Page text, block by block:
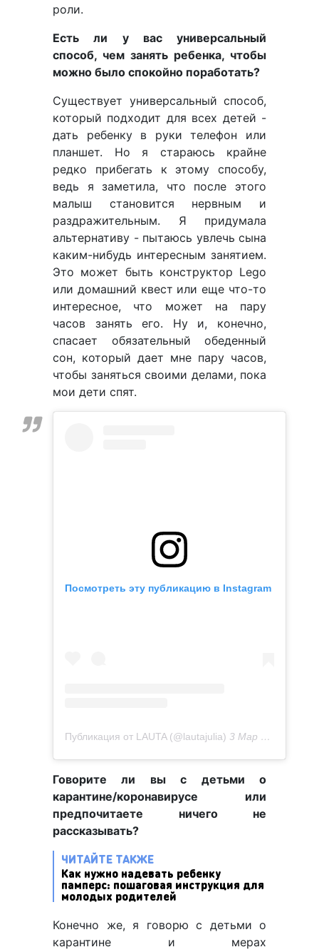
роли.
Есть ли у вас универсальный
способ, чем занять ребенка, чтобы
можно было спокойно поработать?
Существует универсальный способ,
который подходит для всех детей -
дать ребенку в руки телефон или
планшет. Но я стараюсь крайне
редко прибегать к этому способу,
ведь я заметила, что после этого
малыш становится нервным и
раздражительным. Я придумала
альтернативу - пытаюсь увлечь сына
каким-нибудь интересным занятием.
Это может быть конструктор Lego
или домашний квест или еще что-то
интересное, что может на пару
часов занять его. Ну и, конечно,
спасает обязательный обеденный
сон, который дает мне пару часов,
чтобы заняться своими делами, пока
мои дети спят.
Посмотреть эту публикацию в Instagram
Публикация от LAUTA (@lautajulia) 3 Мар 2020 в 11:02 PST
Говорите ли вы с детьми о
карантине/коронавирусе или
предпочитаете ничего не
рассказывать?
ЧИТАЙТЕ ТАКЖЕ
Как нужно надевать ребенку
памперс: пошаговая инструкция для
молодых родителей
Конечно же, я говорю с детьми о
карантине и мерах